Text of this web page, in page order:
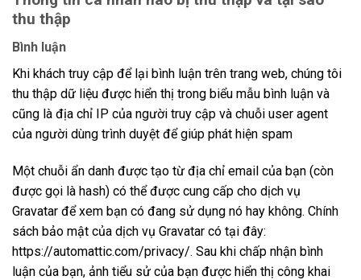
thu thập
Bình luận
Khi khách truy cập để lại bình luận trên trang web, chúng tôi
thu thập dữ liệu được hiển thị trong biểu mẫu bình luận và
cũng là địa chỉ IP của người truy cập và chuỗi user agent
của người dùng trình duyệt để giúp phát hiện spam
Một chuỗi ẩn danh được tạo từ địa chỉ email của bạn (còn
được gọi là hash) có thể được cung cấp cho dịch vụ
Gravatar để xem bạn có đang sử dụng nó hay không. Chính
sách bảo mật của dịch vụ Gravatar có tại đây:
https://automattic.com/privacy/. Sau khi chấp nhận bình
luận của bạn, ảnh tiểu sử của bạn được hiển thị công khai